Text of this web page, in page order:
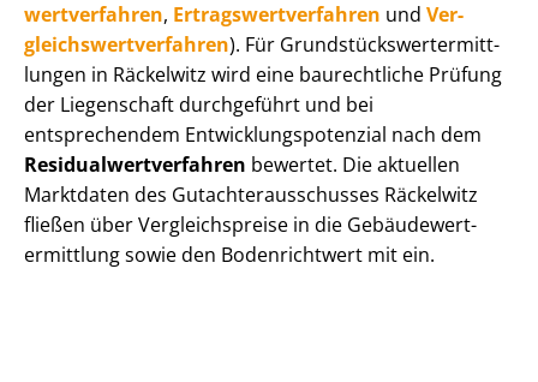
wert­ver­fah­ren, Er­trags­wert­ver­fah­ren und Ver­
gleichs­wert­ver­fah­ren). Für Grund­stücks­wert­ermitt­
lun­gen in Räckelwitz wird eine baurechtliche Prüfung
der Liegenschaft durchgeführt und bei
entsprechendem Ent­wick­lungs­po­ten­zi­al nach dem
Re­si­du­al­wert­ver­fah­ren bewertet. Die aktuellen
Marktdaten des Gut­ach­ter­aus­schus­ses Räckelwitz
fließen über Ver­gleichs­prei­se in die Ge­bäu­de­wert­
ermitt­lung sowie den Bodenrichtwert mit ein.